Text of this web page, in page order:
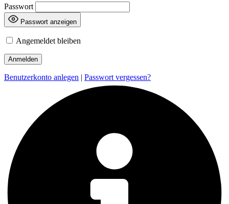
Passwort
Passwort anzeigen
Angemeldet bleiben
Benutzerkonto anlegen | Passwort vergessen?